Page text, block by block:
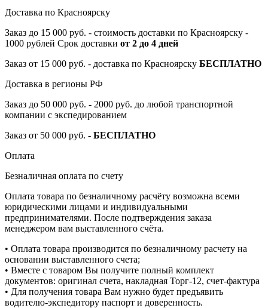
Доставка по Красноярску
Заказ до 15 000 руб. - стоимость доставки по Красноярску -
1000 рублей Срок доставки от 2 до 4 дней
Заказ от 15 000 руб. - доставка по Красноярску БЕСПЛАТНО
Доставка в регионы РФ
Заказ до 50 000 руб. - 2000 руб. до любой транспортной
компании с экспедированием
Заказ от 50 000 руб. - БЕСПЛАТНО
Оплата
Безналичная оплата по счету
Оплата товара по безналичному расчёту возможна всеми
юридическими лицами и индивидуальными
предпринимателями. После подтверждения заказа
менеджером вам выставленного счёта.
• Оплата товара производится по безналичному расчету на
основании выставленного счета;
• Вместе с товаром Вы получите полный комплект
документов: оригинал счета, накладная Торг-12, счет-фактура
• Для получения товара Вам нужно будет предъявить
водителю-экспедитору паспорт и доверенность.